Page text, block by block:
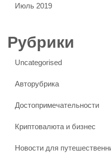
Июль 2019
Рубрики
Uncategorised
Авторубрика
Достопримечательности
Криптовалюта и бизнес
Новости для